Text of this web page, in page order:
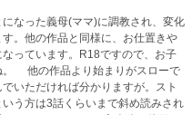
なった義母(ママ)に調教され、変化
。他の作品と同様に、お仕置きや
っています。R18ですので、お子
。 他の作品より始まりがスローで
いただければ分かりますが。スト
う方は3話くらいまで斜め読みされ